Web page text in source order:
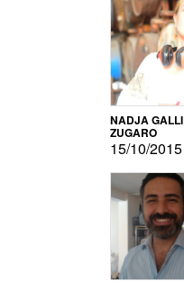
NADJA GALLI
ZUGARO
15/10/2015